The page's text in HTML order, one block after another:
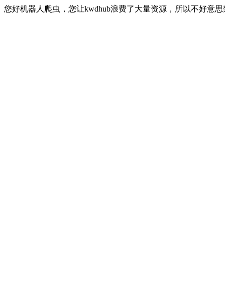
您好机器人爬虫，您让kwdhub浪费了大量资源，所以不好意